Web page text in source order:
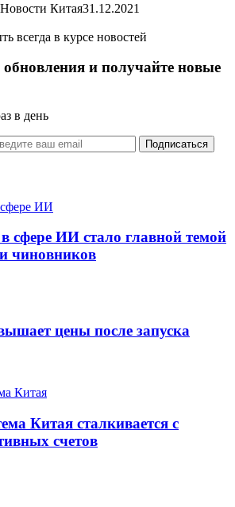
Новости Китая31.12.2021
всегда в курсе новостей
и получайте новые
в день
сфере ИИ стало главной темой
чиновников
цены после запуска
Китая сталкивается с
счетов